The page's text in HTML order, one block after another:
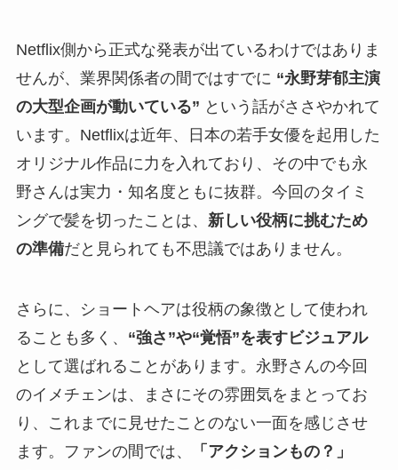
Netflix側から正式な発表が出ているわけではありま
せんが、業界関係者の間ではすでに “永野芽郁主演
の大型企画が動いている” という話がささやかれて
います。Netflixは近年、日本の若手女優を起用した
オリジナル作品に力を入れており、その中でも永
野さんは実力・知名度ともに抜群。今回のタイミ
ングで髪を切ったことは、 新しい役柄に挑むため
の準備だと見られても不思議ではありません。
さらに、ショートヘアは役柄の象徴として使われ
ることも多く、 “強さ”や“覚悟”を表すビジュアル
として選ばれることがあります。永野さんの今回
のイメチェンは、まさにその雰囲気をまとってお
り、これまでに見せたことのない一面を感じさせ
ます。ファンの間では、
「アクションもの？」